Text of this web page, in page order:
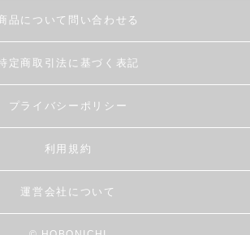
品について問い合わせる
定商取引法に基づく表記
プライバシーポリシー
利用規約
運営会社について